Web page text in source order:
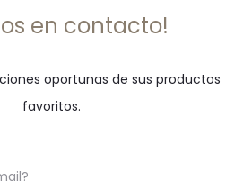
en contacto!
oportunas de sus productos
favoritos.